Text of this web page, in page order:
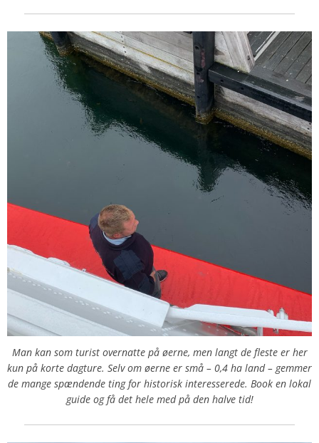
Man kan som turist overnatte på øerne, men langt de fleste er her
kun på korte dagture. Selv om øerne er små – 0,4 ha land – gemmer
de mange spændende ting for historisk interesserede. Book en lokal
guide og få det hele med på den halve tid!